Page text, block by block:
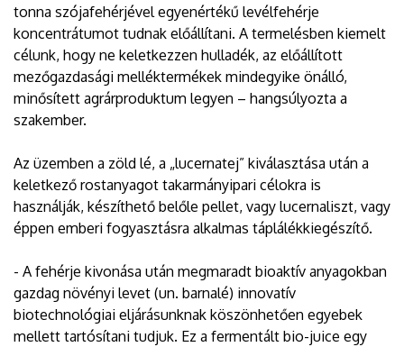
tonna szójafehérjével egyenértékű levélfehérje
koncentrátumot tudnak előállítani. A termelésben kiemelt
célunk, hogy ne keletkezzen hulladék, az előállított
mezőgazdasági melléktermékek mindegyike önálló,
minősített agrárproduktum legyen – hangsúlyozta a
szakember.
Az üzemben a zöld lé, a „lucernatej” kiválasztása után a
keletkező rostanyagot takarmányipari célokra is
használják, készíthető belőle pellet, vagy lucernaliszt, vagy
éppen emberi fogyasztásra alkalmas táplálékkiegészítő.
- A fehérje kivonása után megmaradt bioaktív anyagokban
gazdag növényi levet (un. barnalé) innovatív
biotechnológiai eljárásunknak köszönhetően egyebek
mellett tartósítani tudjuk. Ez a fermentált bio-juice egy